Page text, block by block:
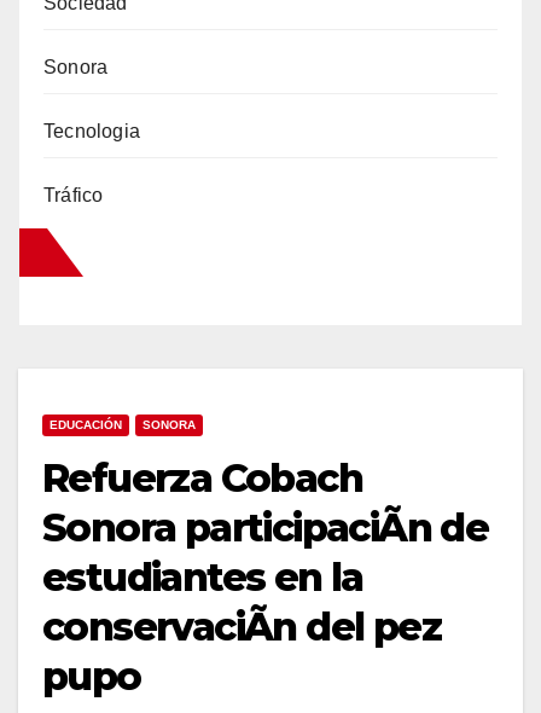
Sonora
Tecnologia
Tráfico
EDUCACIÓN SONORA
Refuerza Cobach
Sonora participaciÃn de
estudiantes en la
conservaciÃn del pez
pupo